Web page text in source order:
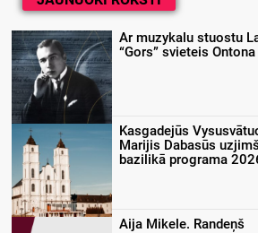
Ar muzykalu stuostu
“Gors” svieteis
Kasgadejūs
Marijis Dabasūs
bazilikā programa
Aija Mikele. Randeņš